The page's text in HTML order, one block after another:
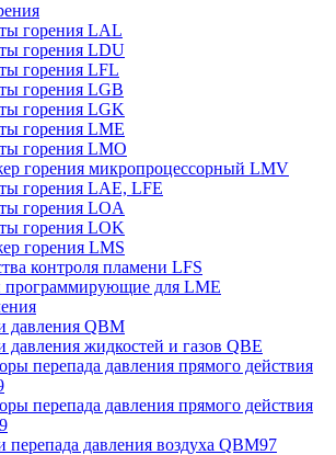
горения LAL
горения LDU
горения LFL
горения LGB
горения LGK
горения LME
горения LMO
горения микропроцессорный LMV
горения LAE, LFE
горения LOA
горения LOK
горения LMS
контроля пламени LFS
для LME
давления QBM
давления жидкостей и газов QBE
перепада давления прямого действия
перепада давления прямого действия
перепада давления воздуха QBM97